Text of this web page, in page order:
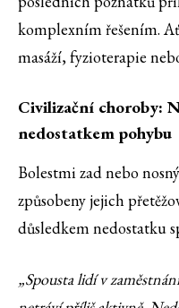
komplexním řešením.
masáží, fyzioterapie
Civilizační choroby:
nedostatkem pohybu
Bolestmi zad nebo
způsobeny jejich
důsledkem nedostatku
„Spousta lidí v